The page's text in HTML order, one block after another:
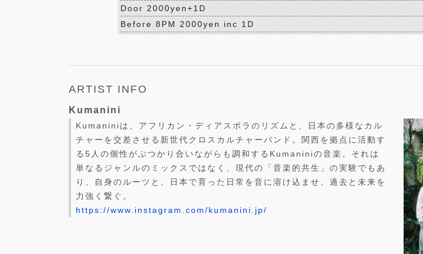
Door 2000yen+1D
Before 8PM 2000yen inc 1D
ARTIST INFO
Kumanini
Kumaniniは、アフリカン・ディアスポラのリズムと、日本の多様なカル
チャーを交差させる新世代クロスカルチャーバンド。関西を拠点に活動す
る5人の個性がぶつかり合いながらも調和するKumaniniの音楽。それは
単なるジャンルのミックスではなく、現代の「音楽的共生」の実験でもあ
り、自身のルーツと、日本で育った日常を音に溶け込ませ、過去と未来を
力強く繋ぐ。
https://www.instagram.com/kumanini.jp/